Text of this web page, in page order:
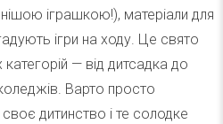
іграшкою!), матеріали для
ігри на ходу. Це свято
категорій — від дитсадка до
Варто просто
дитинство і те солодке